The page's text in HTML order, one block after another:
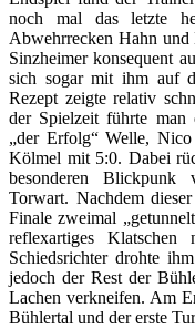
noch mal das letzte
Abwehrrecken Hahn
Sinzheimer konsequent
sich sogar mit ihm auf
Rezept zeigte relativ
der Spielzeit führte
„der Erfolg“ Welle,
Kölmel mit 5:0. Dabei
besonderen Blickpunk
Torwart. Nachdem
Finale zweimal
reflexartiges
Schiedsrichter drohte
jedoch der Rest der
Lachen verkneifen. Am
Bühlertal und der erste